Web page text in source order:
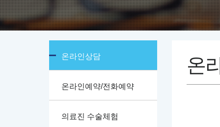
온라인상담
온라인예약/전화예약
의료진 수술체험
온